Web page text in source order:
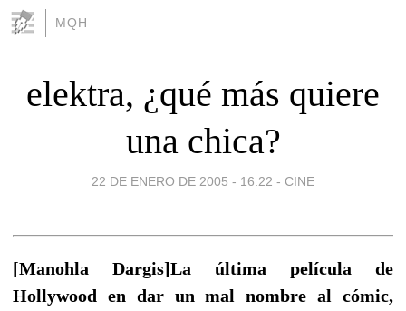
MQH
elektra, ¿qué más quiere
una chica?
22 DE ENERO DE 2005 - 16:22 - CINE
[Manohla Dargis]La última película de
Hollywood en dar un mal nombre al cómic,